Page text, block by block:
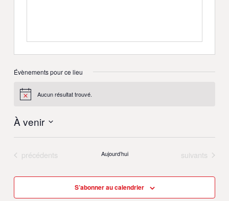
Évènements pour ce lieu
Notice Aucun résultat trouvé.
À venir
date.Évènements
précédents Aujourd’hui Évènements
suivants
S’abonner au calendrier